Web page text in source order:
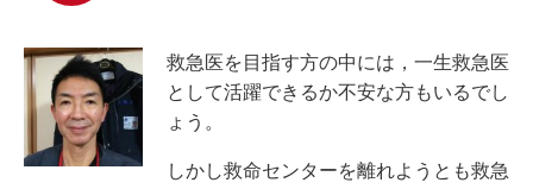
救急医を目指す方の中には，一生救急医
として活躍できるか不安な方もいるでし
ょう。
しかし救命センターを離れようとも救急